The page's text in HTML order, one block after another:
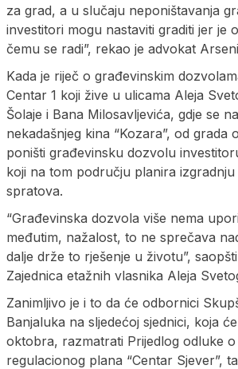
za grad, a u slučaju neponištavanja
investitori mogu nastaviti graditi jer je
čemu se radi”, rekao je advokat
Kada je riječ o građevinskim
Centar 1 koji žive u ulicama Aleja
Šolaje i Bana Milosavljevića, gdje se
nekadašnjeg kina “Kozara”, od grada
poništi građevinsku dozvolu
koji na tom području planira izgradnju
spratova.
“Građevinska dozvola više nema
međutim, nažalost, to ne sprečava
dalje drže to rješenje u životu”,
Zajednica etažnih vlasnika Aleja
Zanimljivo je i to da će odbornici
Banjaluka na sljedećoj sjednici, koja
oktobra, razmatrati Prijedlog odluke o
regulacionog plana “Centar Sjever”,